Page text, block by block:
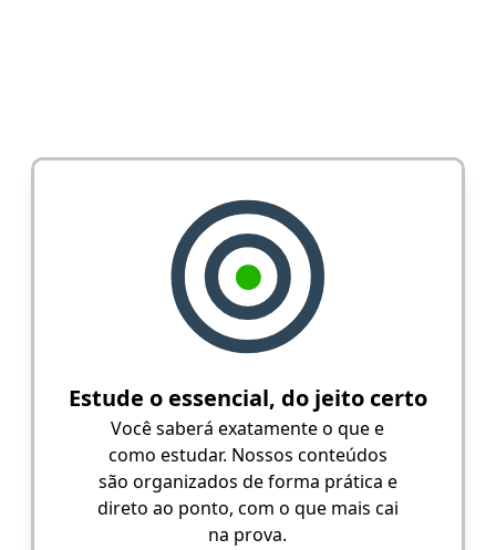
Estude o essencial, do jeito certo
Você saberá exatamente o que e
como estudar. Nossos conteúdos
são organizados de forma prática e
direto ao ponto, com o que mais cai
na prova.